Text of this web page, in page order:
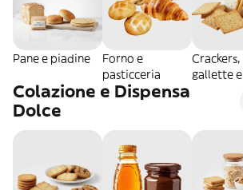
Pane e piadine
Forno e
pasticceria
Crackers,
gallette
Colazione e Dispensa
Dolce